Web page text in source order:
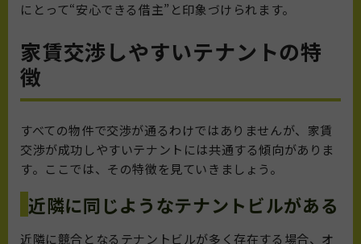
にとって“安心できる借主”と印象づけられます。
家賃交渉しやすいテナントの特
徴
すべての物件で交渉が通るわけではありませんが、家賃
交渉が成功しやすいテナントには共通する傾向がありま
す。ここでは、その特徴を見ていきましょう。
近隣に同じようなテナントビルがある
近隣に競合となるテナントビルが多く存在する場合、オ